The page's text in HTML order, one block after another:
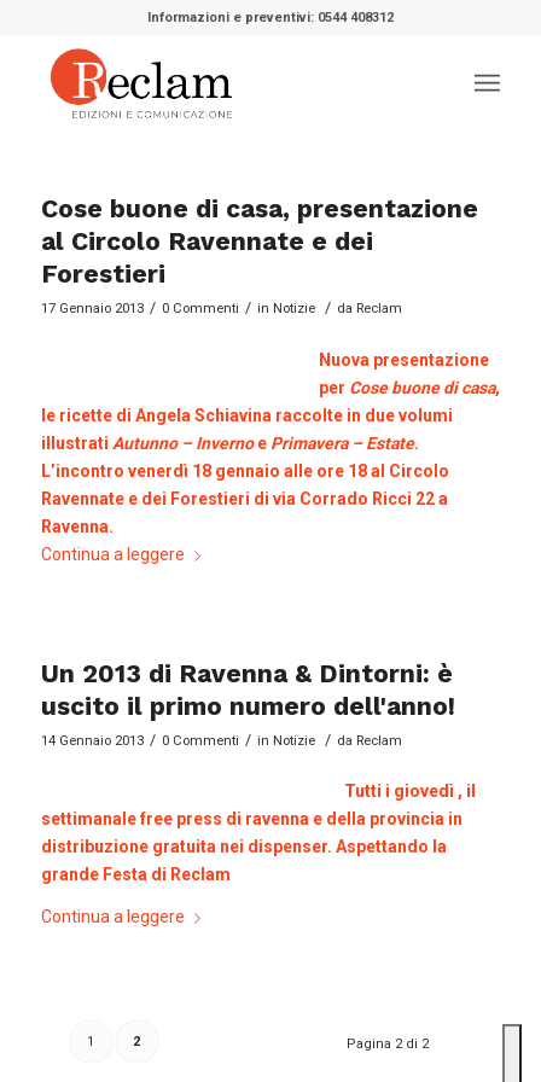
Informazioni e preventivi: 0544 408312
Cose buone di casa, presentazione
al Circolo Ravennate e dei
Forestieri
17 Gennaio 2013 / 0 Commenti / in Notizie / da Reclam
Nuova presentazione
per Cose buone di casa,
le ricette di Angela Schiavina raccolte in due volumi
illustrati Autunno – Invernoe Primavera – Estate.
L’incontro venerdì 18 gennaio alle ore 18 al Circolo
Ravennate e dei Forestieri di via Corrado Ricci 22 a
Ravenna.
Continua a leggere
Un 2013 di Ravenna & Dintorni: è
uscito il primo numero dell'anno!
14 Gennaio 2013 / 0 Commenti / in Notizie / da Reclam
Tutti i giovedì , il
settimanale free press di ravenna e della provincia in
distribuzione gratuita nei dispenser. Aspettando la
grande Festa di Reclam
Continua a leggere
Pagina 2 di 2
1 2